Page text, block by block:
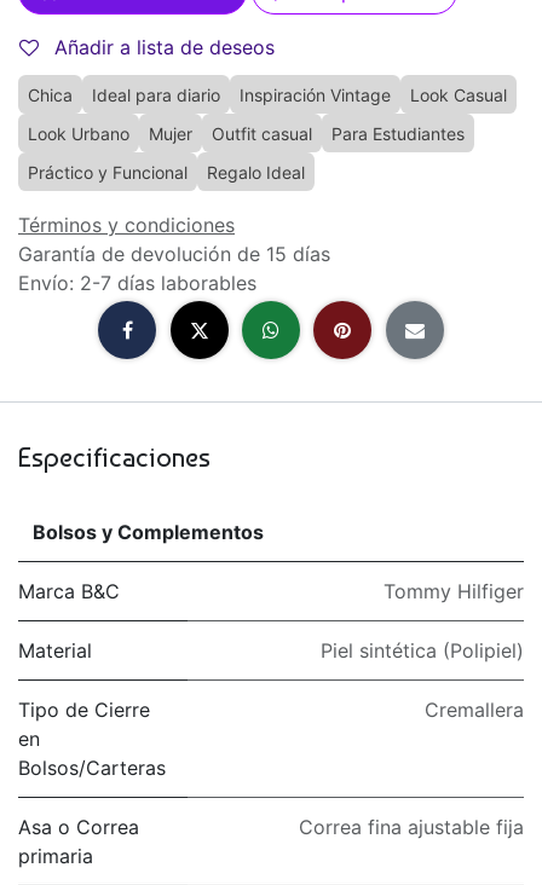
Añadir a lista de deseos
Chica Ideal para diario Inspiración Vintage
Look Casual
Look Urbano
Mujer Outfit casual
Para Estudiantes
Práctico y Funcional
Regalo Ideal
Términos y condiciones
Garantía de devolución de 15 días
Envío: 2-7 días laborables
Especificaciones
Bolsos y Complementos
Marca B&C Tommy Hilfiger
Material Piel sintética (Polipiel)
Tipo de Cierre
en
Bolsos/Carteras
Cremallera
Asa o Correa
primaria
Correa fina ajustable fija